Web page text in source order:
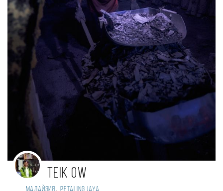
Teik Ow
Малайзия , Petaling Jaya